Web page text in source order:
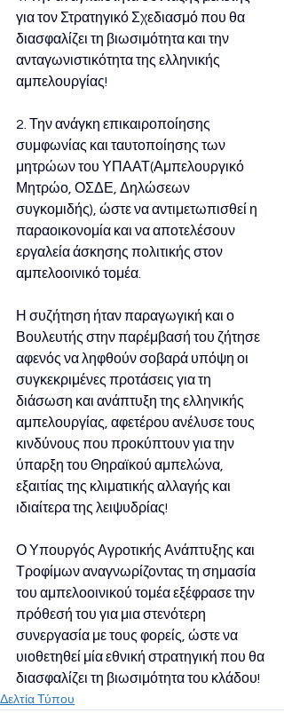
για τον Στρατηγικό Σχεδιασμό που θα
διασφαλίζει τη βιωσιμότητα και την
ανταγωνιστικότητα της ελληνικής
αμπελουργίας!
2. Την ανάγκη επικαιροποίησης
συμφωνίας και ταυτοποίησης των
μητρώων του ΥΠΑΑΤ(Αμπελουργικό
Μητρώο, ΟΣΔΕ, Δηλώσεων
συγκομιδής), ώστε να αντιμετωπισθεί η
παραοικονομία και να αποτελέσουν
εργαλεία άσκησης πολιτικής στον
αμπελοοινικό τομέα.
Η συζήτηση ήταν παραγωγική και ο
Βουλευτής στην παρέμβασή του ζήτησε
αφενός να ληφθούν σοβαρά υπόψη οι
συγκεκριμένες προτάσεις για τη
διάσωση και ανάπτυξη της ελληνικής
αμπελουργίας, αφετέρου ανέλυσε τους
κινδύνους που προκύπτουν για την
ύπαρξη του Θηραϊκού αμπελώνα,
εξαιτίας της κλιματικής αλλαγής και
ιδιαίτερα της λειψυδρίας!
Ο Υπουργός Αγροτικής Ανάπτυξης και
Τροφίμων αναγνωρίζοντας τη σημασία
του αμπελοοινικού τομέα εξέφρασε την
πρόθεσή του για μια στενότερη
συνεργασία με τους φορείς, ώστε να
υιοθετηθεί μία εθνική στρατηγική που θα
διασφαλίζει τη βιωσιμότητα του κλάδου!
Δελτία Τύπου